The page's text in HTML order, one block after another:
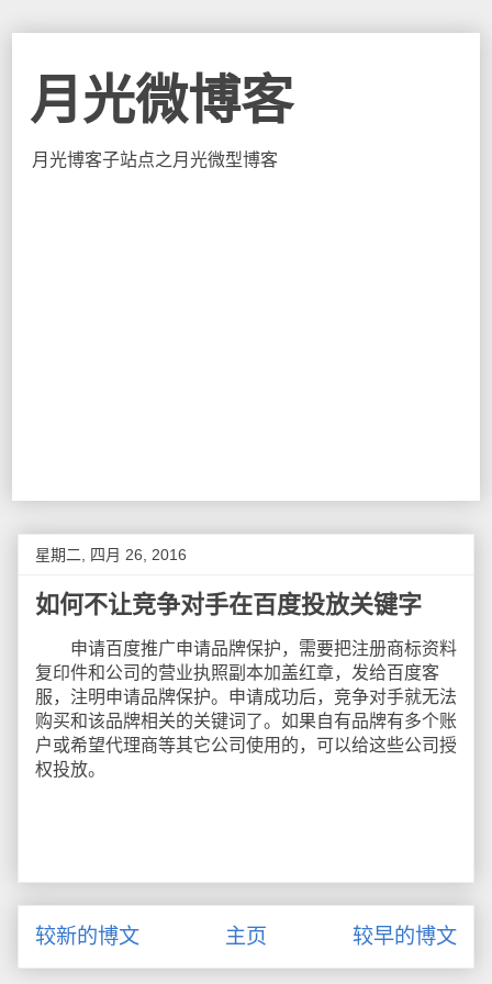
月光微博客
月光博客子站点之月光微型博客
星期二, 四月 26, 2016
如何不让竞争对手在百度投放关键字
申请百度推广申请品牌保护，需要把注册商标资料
复印件和公司的营业执照副本加盖红章，发给百度客
服，注明申请品牌保护。申请成功后，竞争对手就无法
购买和该品牌相关的关键词了。如果自有品牌有多个账
户或希望代理商等其它公司使用的，可以给这些公司授
权投放。
较新的博文 较早的博文
主页